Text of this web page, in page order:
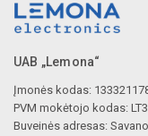
UAB „Lemona“
Įmonės kodas:
PVM mokėtojo kodas:
Buveinės adresas: